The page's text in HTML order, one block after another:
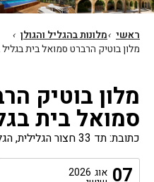
ראשי ›מלונות בהגליל והגולן ›
מלון בוטיק הרברט סמואל בית בגליל
מלון בוטיק
סמואל בית
כתובת: תד 33 חצור הגלילית, הגליל והגולן
07 אוג 2026